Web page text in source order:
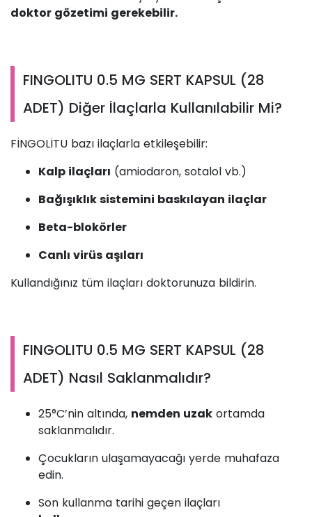
doktor gözetimi gerekebilir.
FINGOLITU 0.5 MG SERT KAPSUL (28
ADET) Diğer İlaçlarla Kullanılabilir Mi?
FİNGOLİTU bazı ilaçlarla etkileşebilir:
Kalp ilaçları (amiodaron, sotalol vb.)
Bağışıklık sistemini baskılayan ilaçlar
Beta-blokörler
Canlı virüs aşıları
Kullandığınız tüm ilaçları doktorunuza bildirin.
FINGOLITU 0.5 MG SERT KAPSUL (28
ADET) Nasıl Saklanmalıdır?
25°C’nin altında, nemden uzak ortamda
saklanmalıdır.
Çocukların ulaşamayacağı yerde muhafaza
edin.
Son kullanma tarihi geçen ilaçları